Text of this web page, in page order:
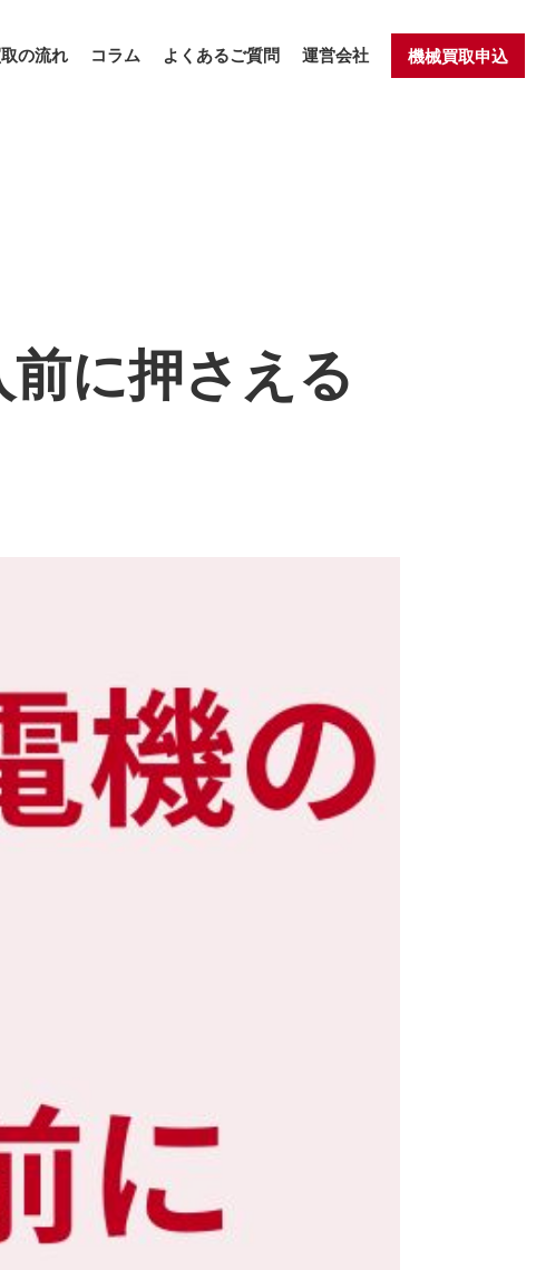
の流れ コラム よくあるご質問 運営会社 機械買取申込
に押さえる